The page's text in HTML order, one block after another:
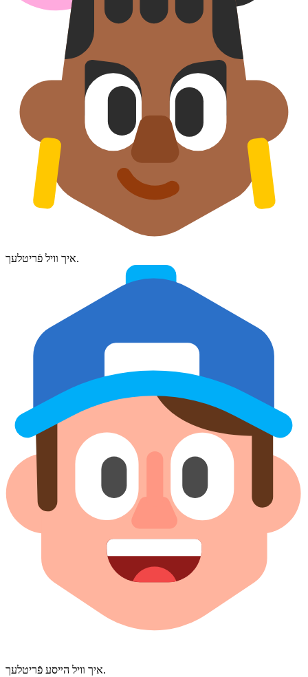
איך װיל פֿריטלעך.
איך װיל הײסע פֿריטלעך.